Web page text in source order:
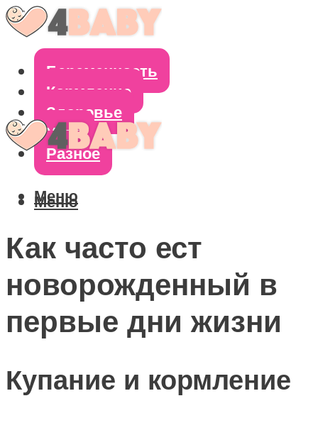
Беременность
Кормление
Здоровье
Уход
Разное
Меню
Меню
Как часто ест
новорожденный в
первые дни жизни
Купание и кормление